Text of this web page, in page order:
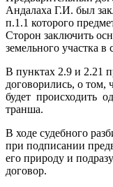
Андалаха Г.И. был
п.1.1 которого
Сторон заключить
земельного участка
В пунктах 2.9 и 2.21
договорились, о том,
будет происходить
транша.
В ходе судебного
при подписании
его природу и
договор.